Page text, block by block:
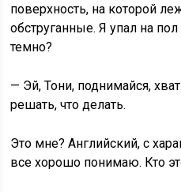
поверхность, на которой
обструганные. Я упал на
темно?
— Эй, Тони, поднимайся,
решать, что делать.
Это мне? Английский, с
все хорошо понимаю. Кто